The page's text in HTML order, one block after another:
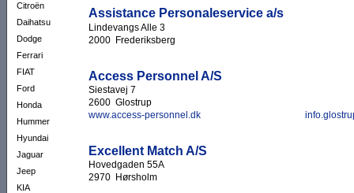
Citroën
Daihatsu
Dodge
Ferrari
FIAT
Ford
Honda
Hummer
Hyundai
Jaguar
Jeep
KIA
Assistance Personaleservice a/s
Lindevangs Alle 3
2000 Frederiksberg
Access Personnel A/S
Siestavej 7
2600 Glostrup
www.access-personnel.dk
Excellent Match A/S
Hovedgaden 55A
2970 Hørsholm